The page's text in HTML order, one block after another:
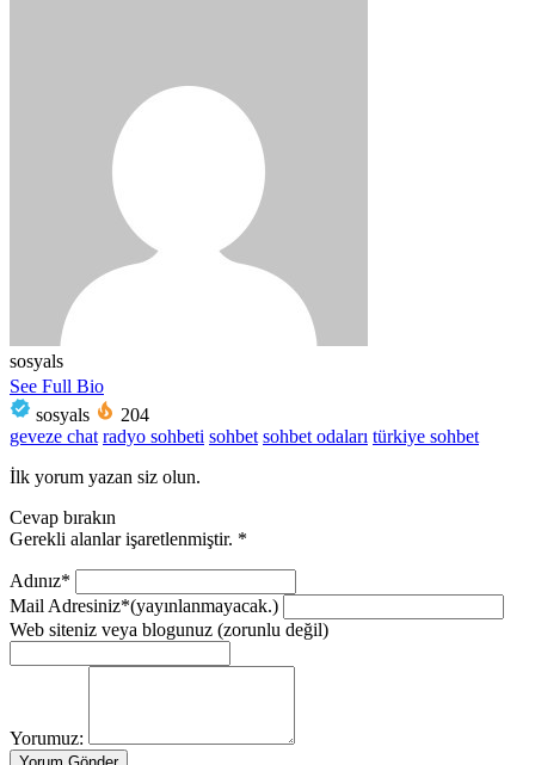
sosyals
See Full Bio
sosyals
204
geveze chat radyo sohbeti sohbet sohbet odaları türkiye sohbet
İlk yorum yazan siz olun.
Cevap bırakın
Gerekli alanlar işaretlenmiştir. *
Adınız*
Mail Adresiniz*(yayınlanmayacak.)
Web siteniz veya blogunuz (zorunlu değil)
Yorumuz: